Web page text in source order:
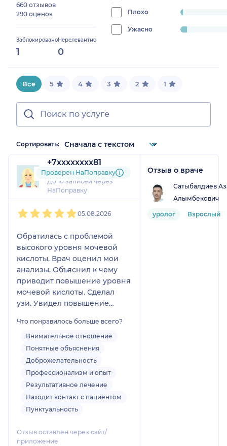
660 отзывов
290 оценок
Заблокировано
1
Нерелевантно
0
1.7913593256059008%
Плохо
progress:
1.5806111696522658%
Ужасно
4.214963119072708%
Всё 5 4 3 2 1
Сортировать:
+7xxxxxxxx81
3 отзыва
До 10 записей через
НаПоправку
Проверен НаПоправку
05.08.2026
Обратилась с проблемой
высокого уровня мочевой
кислоты. Врач оценил мои
анализы. Объяснил к чему
приводит повышение уровня
мочевой кислоты. Сделал
узи. Увидел повышение
кишечнике, которое
приводило в сдавливанию
внутренних органов.. Дал
рекомендации. Назначил
лечение.Прием проходил
очень доброжелательно. .
Назначил лечение. Врач
принимать назначенные
препараты. Самочувствие
улучшилось. Очень рада, что
Что понравилось больше всего?
Внимательное отношение
Понятные объяснения
Доброжелательность
Профессионализм и опыт
Результативное лечение
Находит контакт с пациентом
Пунктуальность
Отзыв оставлен через сайт/
приложение
Отзыв о враче
Сатыбалдиев
Алымбекович
уролог Взрослый